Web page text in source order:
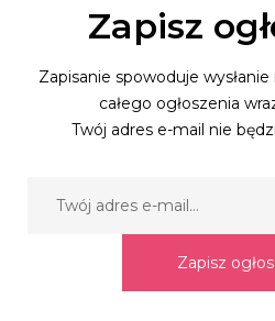
Zapisz
Zapisanie spowoduje
całego ogłoszenia
Twój adres e-mail nie
Zapisz